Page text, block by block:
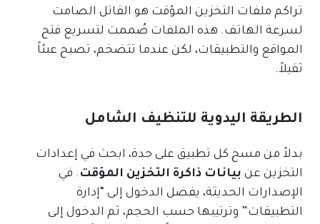
تراكم ملفات التخزين المؤقت هو القاتل الصامت
لسرعة الهاتف. هذه الملفات صُممت لتسريع فتح
المواقع والتطبيقات، لكن عندما تتضخم، تصبح عبئاً
ثقيلاً.
الطريقة اليدوية للتنظيف الشامل
بدلاً من مسح كل تطبيق على حدة، ابحث في إعدادات
التخزين عن بيانات ذاكرة التخزين المؤقت . في
الإصدارات الحديثة، يفضل الدخول إلى “إدارة
التطبيقات” وترتيبها حسب الحجم، ثم الدخول إلى